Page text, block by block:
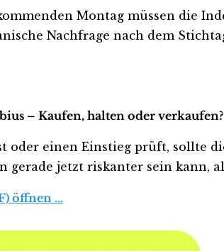
Montag müssen die
Nachfrage nach dem
– Kaufen, halten oder verkaufen?
oder einen Einstieg prüft, sollte
gerade jetzt riskanter sein kann,
öffnen …